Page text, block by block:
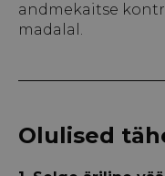
andmekaitse
madalal.
Olulised